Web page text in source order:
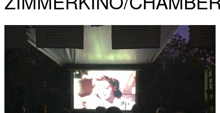
KÜNSTLER*INNEN
PARTNER*INNEN
ANGEBOTE